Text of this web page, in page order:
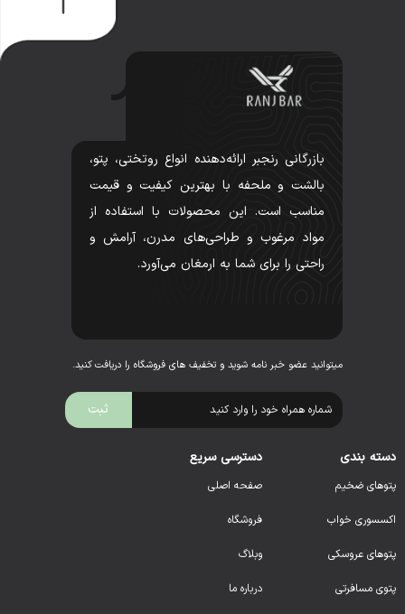
بازرگانی رنجبر ارائه‌دهنده انواع روتختی، پتو،
بالشت و ملحفه با بهترین کیفیت و قیمت
مناسب است. این محصولات با استفاده از
مواد مرغوب و طراحی‌های مدرن، آرامش و
راحتی را برای شما به ارمغان می‌آورد.
میتوانید عضو خبر نامه شوید و تخفیف های فروشگاه را دریافت کنید.
دسته بندی
پتوهای ضخیم
اکسسوری خواب
پتوهای عروسکی
پتوی مسافرتی
دسترسی سریع
صفحه اصلی
فروشگاه
وبلاگ
درباره ما